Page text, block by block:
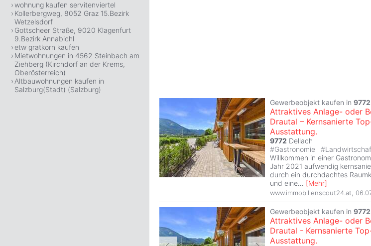
Gewerbeobjekt kaufen in 9772
Attraktives Anlage- oder
Drautal – Kernsanierte
Ausstattung.
9772 Dellach
#Gastronomie #
Willkommen in einer
Jahr 2021 aufwendig
durch ein durchdachtes
und eine... [Mehr]
www.immobilienscout24.at
Gewerbeobjekt kaufen in 9772
Attraktives Anlage- oder
Drautal - Kernsanierte
Ausstattung.
wohnung kaufen servitenviertel
Kollerbergweg, 8052 Graz 15.Bezirk
Wetzelsdorf
Gottscheer Straße, 9020 Klagenfurt
9.Bezirk Annabichl
etw gratkorn kaufen
Mietwohnungen in 4562 Steinbach am
Ziehberg (Kirchdorf an der Krems,
Oberösterreich)
Altbauwohnungen kaufen in
Salzburg(Stadt) (Salzburg)